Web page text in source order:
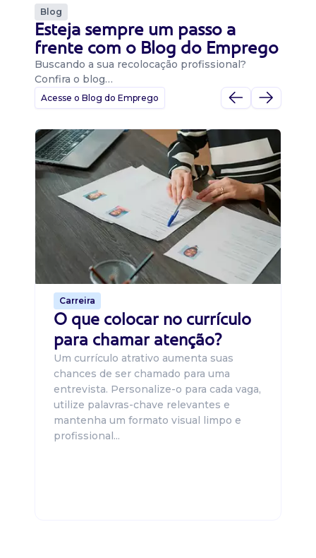
Blog
Esteja sempre um passo a
frente com o Blog do Emprego
Buscando a sua recolocação profissional?
Confira o blog…
Acesse o Blog do Emprego
Carreira
O que colocar no currículo
para chamar atenção?
Um currículo atrativo aumenta suas
chances de ser chamado para uma
entrevista. Personalize-o para cada vaga,
utilize palavras-chave relevantes e
mantenha um formato visual limpo e
profissional...